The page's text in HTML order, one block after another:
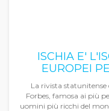
ISCHIA E'
EUROPEI
La rivista
Forbes, famosa ai più
uomini più ricchi del